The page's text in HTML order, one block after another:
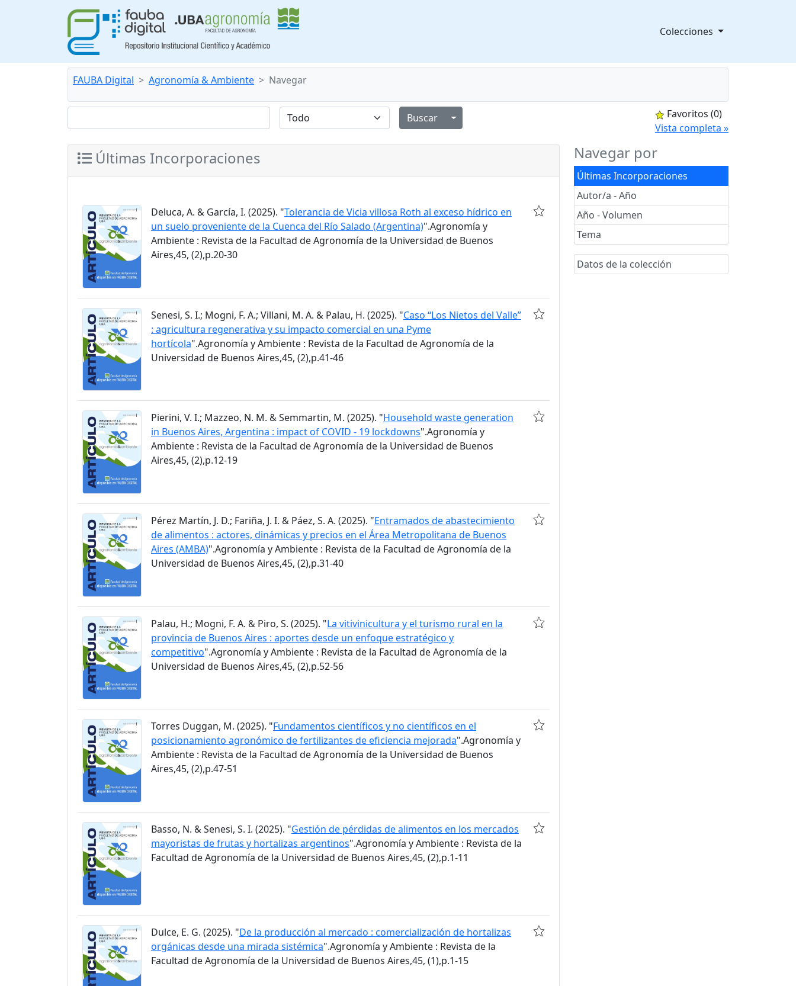
Colecciones
FAUBA Digital Agronomía & Ambiente Navegar
Alternar menú desplegable
Favoritos (0)
Vista completa »
Navegar por
Últimas Incorporaciones
Autor/a - Año
Año - Volumen
Tema
Datos de la colección
Últimas Incorporaciones
Deluca, A. & García, I. (2025). "Tolerancia de Vicia villosa Roth al exceso hídrico en
un suelo proveniente de la Cuenca del Río Salado (Argentina)".Agronomía y
Ambiente : Revista de la Facultad de Agronomía de la Universidad de Buenos
Aires,45, (2),p.20-30
Senesi, S. I.; Mogni, F. A.; Villani, M. A. & Palau, H. (2025). "Caso “Los Nietos del Valle”
: agricultura regenerativa y su impacto comercial en una Pyme
hortícola".Agronomía y Ambiente : Revista de la Facultad de Agronomía de la
Universidad de Buenos Aires,45, (2),p.41-46
Pierini, V. I.; Mazzeo, N. M. & Semmartin, M. (2025). "Household waste generation
in Buenos Aires, Argentina : impact of COVID - 19 lockdowns".Agronomía y
Ambiente : Revista de la Facultad de Agronomía de la Universidad de Buenos
Aires,45, (2),p.12-19
Pérez Martín, J. D.; Fariña, J. I. & Páez, S. A. (2025). "Entramados de abastecimiento
de alimentos : actores, dinámicas y precios en el Área Metropolitana de Buenos
Aires (AMBA)".Agronomía y Ambiente : Revista de la Facultad de Agronomía de la
Universidad de Buenos Aires,45, (2),p.31-40
Palau, H.; Mogni, F. A. & Piro, S. (2025). "La vitivinicultura y el turismo rural en la
provincia de Buenos Aires : aportes desde un enfoque estratégico y
competitivo".Agronomía y Ambiente : Revista de la Facultad de Agronomía de la
Universidad de Buenos Aires,45, (2),p.52-56
Torres Duggan, M. (2025). "Fundamentos científicos y no científicos en el
posicionamiento agronómico de fertilizantes de eficiencia mejorada".Agronomía y
Ambiente : Revista de la Facultad de Agronomía de la Universidad de Buenos
Aires,45, (2),p.47-51
Basso, N. & Senesi, S. I. (2025). "Gestión de pérdidas de alimentos en los mercados
mayoristas de frutas y hortalizas argentinos".Agronomía y Ambiente : Revista de la
Facultad de Agronomía de la Universidad de Buenos Aires,45, (2),p.1-11
Dulce, E. G. (2025). "De la producción al mercado : comercialización de hortalizas
orgánicas desde una mirada sistémica".Agronomía y Ambiente : Revista de la
Facultad de Agronomía de la Universidad de Buenos Aires,45, (1),p.1-15